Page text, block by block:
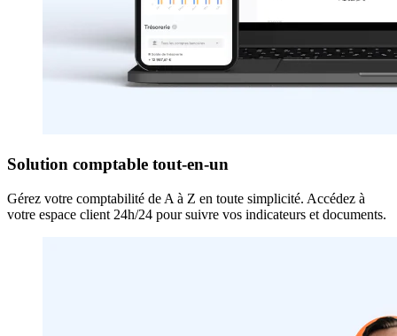
Solution comptable tout-en-un
Gérez votre comptabilité de A à Z en toute simplicité. Accédez à
votre espace client 24h/24 pour suivre vos indicateurs et documents.